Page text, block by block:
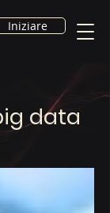
Iniziare
data